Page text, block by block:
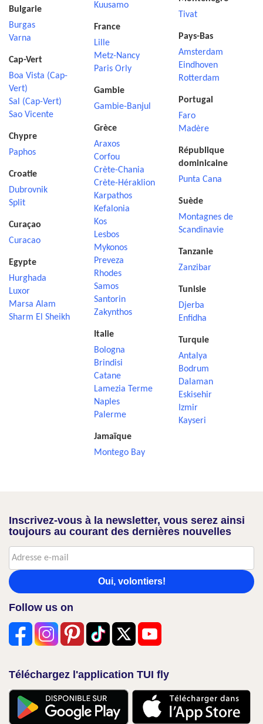
Bulgarie
Burgas
Varna
Cap-Vert
Boa Vista (Cap-
Vert)
Sal (Cap-Vert)
Sao Vicente
Chypre
Paphos
Croatie
Dubrovnik
Split
Curaçao
Curacao
Egypte
Hurghada
Luxor
Marsa Alam
Sharm El Sheikh
Kuusamo
France
Lille
Metz-Nancy
Paris Orly
Gambie
Gambie-Banjul
Grèce
Araxos
Corfou
Crète-Chania
Crète-Héraklion
Karpathos
Kefalonia
Kos
Lesbos
Mykonos
Preveza
Rhodes
Samos
Santorin
Zakynthos
Italie
Bologna
Brindisi
Catane
Lamezia Terme
Naples
Palerme
Jamaïque
Montego Bay
Tivat
Pays-Bas
Amsterdam
Eindhoven
Rotterdam
Portugal
Faro
Madère
République
dominicaine
Punta Cana
Suède
Montagnes de
Scandinavie
Tanzanie
Zanzibar
Tunisie
Djerba
Enfidha
Turquie
Antalya
Bodrum
Dalaman
Eskisehir
Izmir
Kayseri
Inscrivez-vous à la newsletter, vous serez ainsi
toujours au courant des dernières nouvelles
Oui, volontiers!
Follow us on
Téléchargez l'application TUI fly